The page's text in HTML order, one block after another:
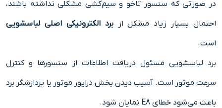
در صورتی که سنسور تاخو و سیم‌کشی مشکلی نداشته باشند،
احتمال بسیار زیاد مشکل ازبرد الکترونیکی اصلی لباسشویی
است.
برد لباسشویی مسئول دریافت اطلاعات از سنسورها و کنترل
سرعت موتور است. آسیب دیدن بخش درایور موتور یا پردازشگر برد
باعث می‌شود خطای E8 نمایان شود.